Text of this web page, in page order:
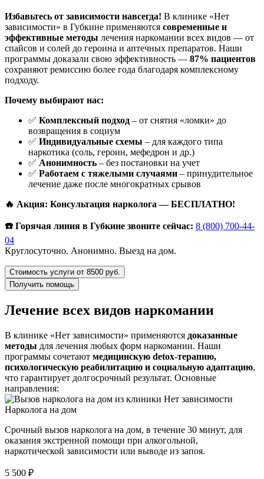
Избавьтесь от зависимости навсегда! В клинике «Нет
зависимости» в Губкине применяются современные и
эффективные методы лечения наркомании всех видов — от
спайсов и солей до героина и аптечных препаратов. Наши
программы доказали свою эффективность — 87% пациентов
сохраняют ремиссию более года благодаря комплексному
подходу.
Почему выбирают нас:
✅ Комплексный подход – от снятия «ломки» до
возвращения в социум
✅ Индивидуальные схемы – для каждого типа
наркотика (соль, героин, мефедрон и др.)
✅ Анонимность – без постановки на учет
✅ Работаем с тяжелыми случаями – принудительное
лечение даже после многократных срывов
🔥 Акция: Консультация нарколога — БЕСПЛАТНО!
☎️ Горячая линия в Губкине звоните сейчас: 8 (800) 700-44-
04
Круглосуточно. Анонимно. Выезд на дом.
Стоимость услуги от 8500 руб.
Получить помощь
Лечение всех видов наркомании
В клинике «Нет зависимости» применяются доказанные
методы для лечения любых форм наркомании. Наши
программы сочетают медицинскую detox-терапию,
психологическую реабилитацию и социальную адаптацию,
что гарантирует долгосрочный результат. Основные
направления:
Нарколога на дом
Срочный вызов нарколога на дом, в течение 30 минут, для
оказания экстренной помощи при алкогольной,
наркотической зависимости или выводе из запоя.
5 500 ₽